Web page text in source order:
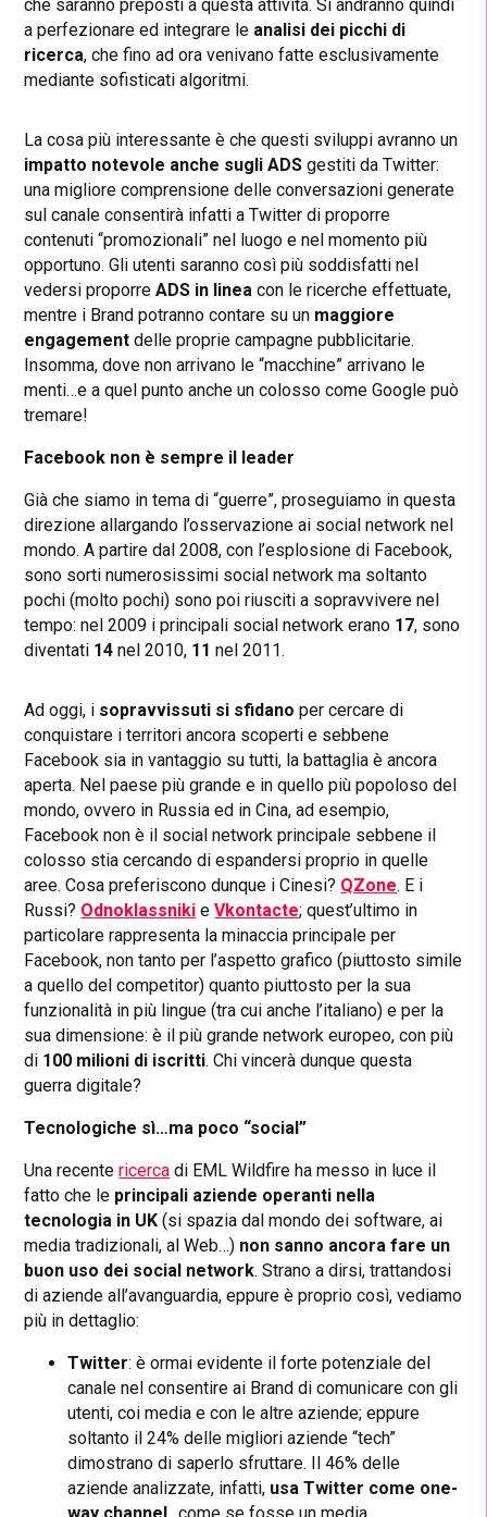
che saranno preposti a questa attività. Si andranno quindi
a perfezionare ed integrare le analisi dei picchi di
ricerca, che fino ad ora venivano fatte esclusivamente
mediante sofisticati algoritmi.
La cosa più interessante è che questi sviluppi avranno un
impatto notevole anche sugli ADS gestiti da Twitter:
una migliore comprensione delle conversazioni generate
sul canale consentirà infatti a Twitter di proporre
contenuti “promozionali” nel luogo e nel momento più
opportuno. Gli utenti saranno così più soddisfatti nel
vedersi proporreADS in linea con le ricerche effettuate,
mentre i Brand potranno contare su un maggiore
engagement delle proprie campagne pubblicitarie.
Insomma, dove non arrivano le “macchine” arrivano le
menti…e a quel punto anche un colosso come Google può
tremare!
Facebook non è sempre il leader
Già che siamo in tema di “guerre”, proseguiamo in questa
direzione allargando l’osservazione ai social network nel
mondo. A partire dal 2008, con l’esplosione di Facebook,
sono sorti numerosissimi social network ma soltanto
pochi (molto pochi) sono poi riusciti a sopravvivere nel
tempo: nel 2009 i principali social network erano 17, sono
diventati 14 nel 2010, 11 nel 2011.
Ad oggi, i sopravvissuti si sfidano per cercare di
conquistare i territori ancora scoperti e sebbene
Facebook sia in vantaggio su tutti, la battaglia è ancora
aperta. Nel paese più grande e in quello più popoloso del
mondo, ovvero in Russia ed in Cina, ad esempio,
Facebook non è il social network principale sebbene il
colosso stia cercando di espandersi proprio in quelle
aree. Cosa preferiscono dunque i Cinesi? QZone. E i
Russi? Odnoklassniki eVkontacte; quest’ultimo in
particolare rappresenta la minaccia principale per
Facebook, non tanto per l’aspetto grafico (piuttosto simile
a quello del competitor) quanto piuttosto per la sua
funzionalità in più lingue (tra cui anche l’italiano) e per la
sua dimensione: è il più grande network europeo, con più
di 100 milioni di iscritti. Chi vincerà dunque questa
guerra digitale?
Tecnologiche sì…ma poco “social”
Una recentericerca di EML Wildfire ha messo in luce il
fatto che le principali aziende operanti nella
tecnologia in UK (si spazia dal mondo dei software, ai
media tradizionali, al Web…) non sanno ancora fare un
buon uso dei social network. Strano a dirsi, trattandosi
di aziende all’avanguardia, eppure è proprio così, vediamo
più in dettaglio:
Twitter: è ormai evidente il forte potenziale del
canale nel consentire ai Brand di comunicare con gli
utenti, coi media e con le altre aziende; eppure
soltanto il 24% delle migliori aziende “tech”
dimostrano di saperlo sfruttare. Il 46% delle
aziende analizzate, infatti, usa Twitter come one-